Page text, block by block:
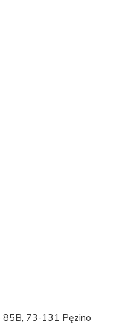
85B, 73-131 Pęzino